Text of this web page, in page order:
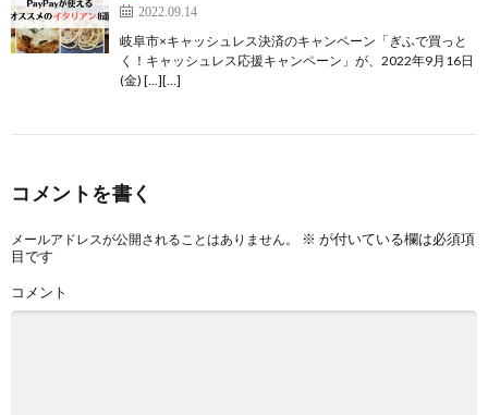
2022.09.14
岐阜市×キャッシュレス決済のキャンペーン「ぎふで買っと
く！キャッシュレス応援キャンペーン」が、2022年9月16日
(金) […][…]
コメントを書く
メールアドレスが公開されることはありません。 ※ が付いている欄は必須項
目です
コメント